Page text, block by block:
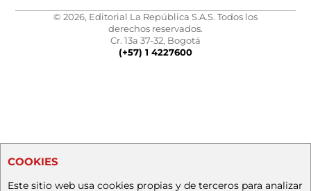
© 2026, Editorial La República S.A.S. Todos los
derechos reservados.
Cr. 13a 37-32, Bogotá
(+57) 1 4227600
COOKIES
Este sitio web usa cookies propias y de terceros para analizar